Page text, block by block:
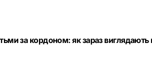
за кордоном: як зараз